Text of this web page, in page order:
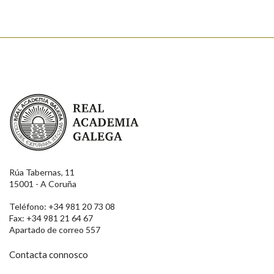
Real Academia Galega
Rúa Tabernas, 11
15001 - A Coruña
Teléfono: +34 981 20 73 08
Fax: +34 981 21 64 67
Apartado de correo 557
Contacta connosco